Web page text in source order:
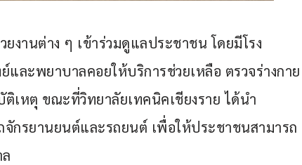
งานต่าง ๆ เข้าร่วมดูแลประชาชน โดยมีโรง
ละพยาบาลคอยให้บริการช่วยเหลือ ตรวจร่างกาย
ติเหตุ ขณะที่วิทยาลัยเทคนิคเชียงราย ได้นำ
กรยานยนต์และรถยนต์ เพื่อให้ประชาชนสามารถ